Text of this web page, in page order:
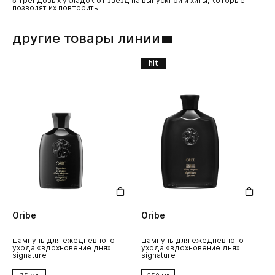
позволят их повторить
другие товары линии
Oribe
шампунь для ежедневного
ухода «вдохновение дня»
signature
hit
Oribe
шампунь для ежедневного
ухода «вдохновение дня»
signature